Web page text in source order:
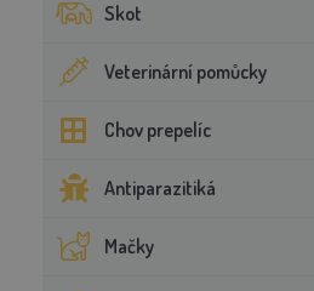
Skot
Veterinární pomůcky
Chov prepelíc
Antiparazitiká
Mačky